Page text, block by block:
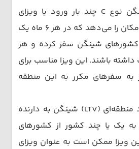
ویزای توریستی شینگن نوع C چند بار ورود یا ویزای
مولتی، به افراد این امکان را می‌دهد که در هر ۶ ماه یک
کشورهای شینگن سفر کرده و هر
اقامت داشته باشند. این ویزا مناسب برای
به سفرهای مکرر به این منطقه
ویزای اعتباری محدود منطقه‌ای (LTV) شینگن به دارنده
به یک یا چند کشور از کشورهای
ویزا ممکن است به عنوان ویزای